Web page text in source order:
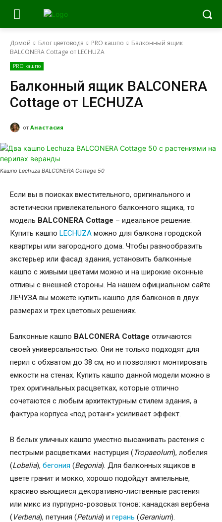
Домой Блог цветовода PRO кашпо
Балконный ящик
BALCONERA Cottage от LECHUZA
PRO кашпо
Балконный ящик BALCONERA
Cottage от LECHUZA
от Анастасия
Кашпо Lechuza BALCONERA Cottage 50
Если вы в поисках вместительного, оригинального и
эстетически привлекательного балконного ящика, то
модель BALCONERA Cottage – идеальное решение.
Купить кашпо LECHUZA можно для балкона городской
квартиры или загородного дома. Чтобы разнообразить
экстерьер или фасад здания, установить балконные
кашпо с живыми цветами можно и на широкие оконные
отливы с внешней стороны. На нашем официальном сайте
ЛЕЧУЗА вы можете купить кашпо для балконов в двух
размерах и трех цветовых решениях.
Балконные кашпо BALCONERA Cottage отличаются
своей универсальностью. Они не только подходят для
перил с обхватом до 38 см, но и позволяют монтировать
емкости на стенах. Купить кашпо данной модели можно в
трех оригинальных расцветках, которые отлично
сочетаются с любым архитектурным стилем здания, а
фактура корпуса «под ротанг» усиливает эффект.
В белых уличных кашпо уместно высаживать растения с
пестрыми расцветками: настурция (Tropaeolum), лобелия
(Lobelia), бегония (Begonia). Для балконных ящиков в
цвете гранит и мокко, хорошо подойдут ампельные,
красиво вьющиеся декоративно-лиственные растения
или микс из пурпурно-розовых тонов: канадская вербена
(Verbena), петуния (Petunia) и герань (Geranium).